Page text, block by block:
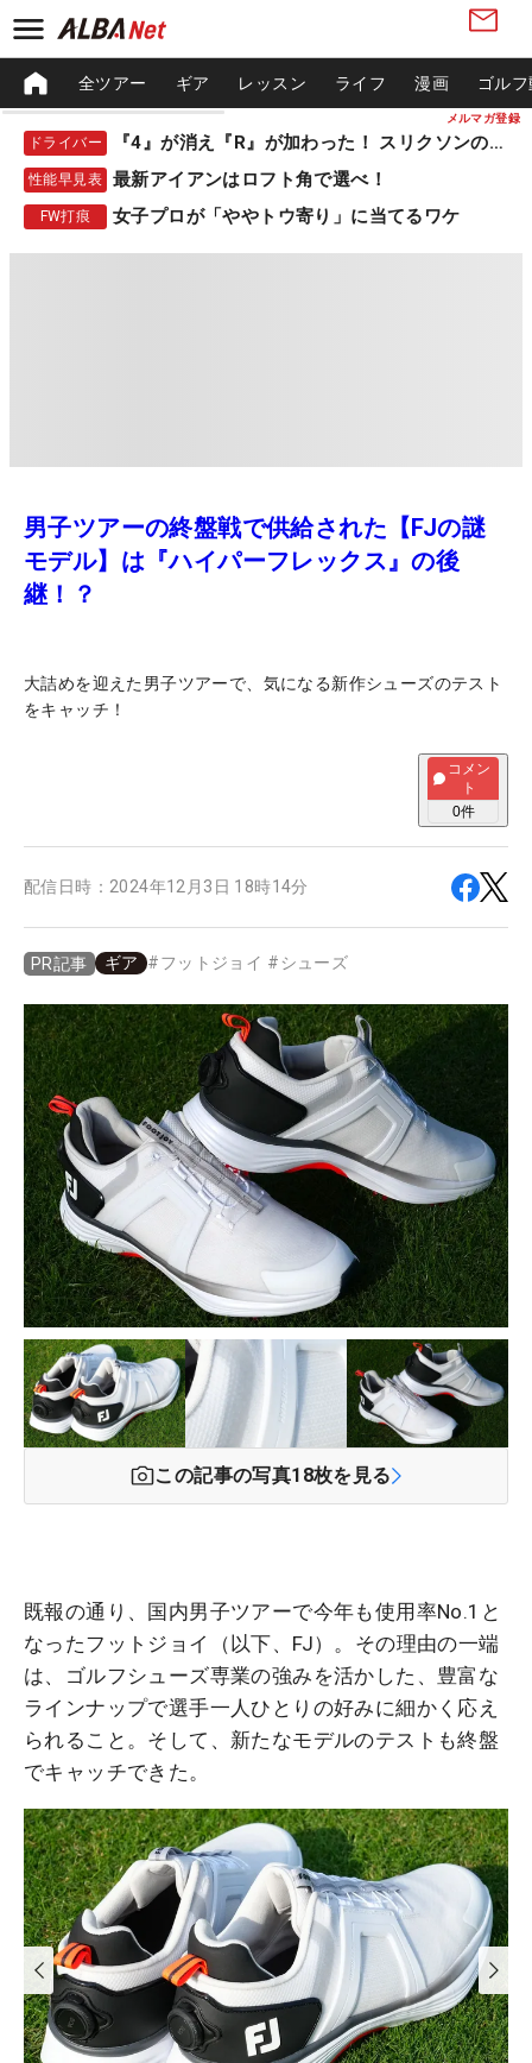
メルマガ登録
全ツアー ギア レッスン ライフ 漫画 ゴル
ドライバー 『4』が消え『R』が加わった！ スリクソンの新作
性能早見表 最新アイアンはロフト角で選べ！
FW打痕 女子プロが「ややトウ寄り」に当てるワケ
男子ツアーの終盤戦で供給された【FJの謎
モデル】は『ハイパーフレックス』の後
継！？
大詰めを迎えた男子ツアーで、気になる新作シューズのテスト
をキャッチ！
コメン
ト
0件
配信日時： 2024年12月3日 18時14分
PR記事 ギア #フットジョイ # シューズ
この記事の写真18枚を見る
既報の通り、国内男子ツアーで今年も使用率No.1と
なったフットジョイ（以下、FJ）。その理由の一端
は、ゴルフシューズ専業の強みを活かした、豊富な
ラインナップで選手一人ひとりの好みに細かく応え
られること。そして、新たなモデルのテストも終盤
でキャッチできた。